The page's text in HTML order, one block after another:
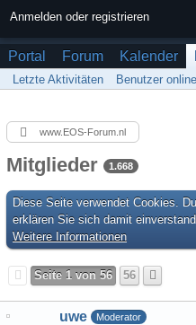
Anmelden oder registrieren
Portal Forum Kalender
Letzte Aktivitäten Benutzer online
www.EOS-Forum.nl
Mitglieder 1.668
Diese Seite verwendet Cookies.
erklären Sie sich damit
Weitere Informationen
Seite 1 von 56 56
uwe
Moderator